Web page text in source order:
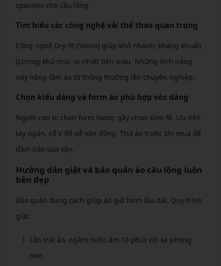
spandex cho cầu lông.
Tìm hiểu các công nghệ vải thể thao quan trọng
Công nghệ Dry-fit (Yonex) giúp khô nhanh; kháng khuẩn
(Lining) khử mùi; in nhiệt bền màu. Những tính năng
này nâng tầm áo từ thông thường lên chuyên nghiệp.
Chọn kiểu dáng và form áo phù hợp vóc dáng
Người cao to chọn form loose; gầy chọn slim-fit. Ưu tiên
tay ngắn, cổ V để dễ vận động. Thử áo trước khi mua để
đảm bảo vừa vặn.
Hướng dẫn giặt và bảo quản áo cầu lông luôn
bền đẹp
Bảo quản đúng cách giúp áo giữ form lâu dài. Quy trình
giặt:
Lộn trái áo, ngâm nước ấm 10 phút với xà phòng
nhẹ.